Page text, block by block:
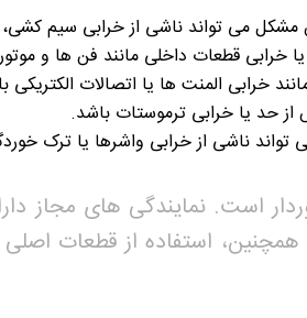
می تواند ناشی از خرابی سیم
خرابی قطعات داخلی مانند فن ها و
خرابی المنت ها یا اتصالات الکتریکی
حد یا خرابی ترموستات باشد.
ناشی از خرابی واشرها یا ترک
است. نمایندگی های
استفاده از قطعات اصلی